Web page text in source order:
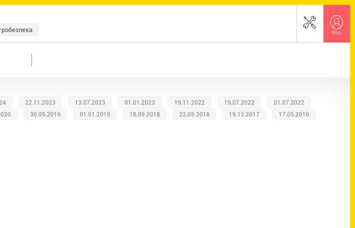
Медичні огляди
22.11.2023 13.07.2023 01.01.2023 19.11.2022 19.07.2022
01.07.2022
30.05.2019 01.01.2019 18.09.2018 22.05.2018 19.12.2017 17.05.2016